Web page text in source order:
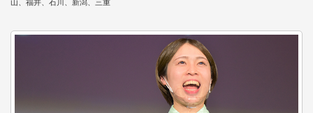
山、福井、石川、新潟、三重